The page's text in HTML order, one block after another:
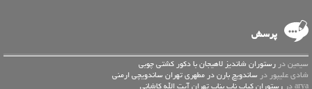
پرسش
سیمین در رستوران شاندیز لاهیجان با دکور کشتی چوبی
شادی علیپور در ساندویچ بارن در مطهری تهران ساندویچی ارمنی
arya در
رستوران کباب ناب بناب تهران آیت الله کاشانی